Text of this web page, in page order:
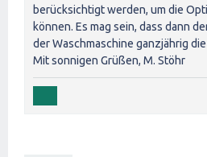
berücksichtigt werden, um die
können. Es mag sein, dass dann
der Waschmaschine ganzjährig
Mit sonnigen Grüßen, M. Stöhr